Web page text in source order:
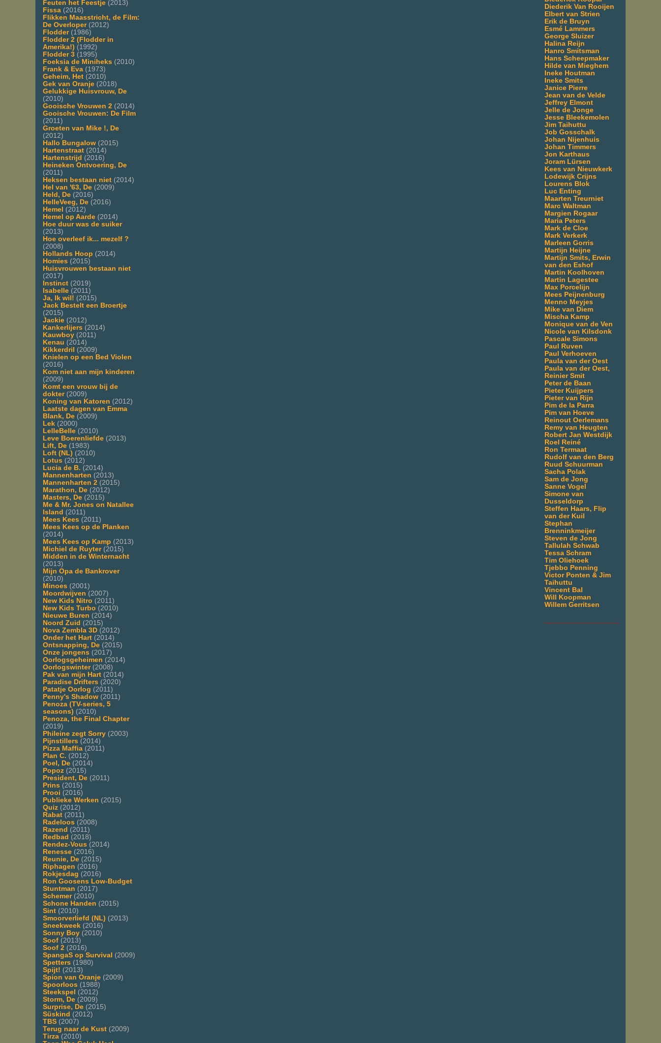
Feuten het Feestje (2013)
Fissa (2016)
Flikken Maasstricht, de Film:
De Overloper(2012)
Flodder(1986)
Flodder 2 (Flodder in
Amerika!) (1992)
Flodder 3 (1995)
Foeksia de Miniheks (2010)
Frank & Eva (1973)
Geheim, Het (2010)
Gek van Oranje (2018)
Gelukkige Huisvrouw, De
(2010)
Gooische Vrouwen 2 (2014)
Gooische Vrouwen: De Film
(2011)
Groeten van Mike !, De
(2012)
Hallo Bungalow (2015)
Hartenstraat (2014)
Hartenstrijd (2016)
Heineken Ontvoering, De
(2011)
Heksen bestaan niet (2014)
Hel van '63, De (2009)
Held, De (2016)
HelleVeeg, De (2016)
Hemel (2012)
Hemel op Aarde (2014)
Hoe duur was de suiker
(2013)
Hoe overleef ik... mezelf ?
(2008)
Hollands Hoop (2014)
Homies (2015)
Huisvrouwen bestaan niet
(2017)
Instinct (2019)
Isabelle (2011)
Ja, Ik wil! (2015)
Jack Bestelt een Broertje
(2015)
Jackie (2012)
Kankerlijers (2014)
Kauwboy (2011)
Kenau (2014)
Kikkerdril
(2009)
Knielen op een Bed Violen
(2016)
Kom niet aan mijn kinderen
(2009)
Komt een vrouw bij de
dokter(2009)
Koning van Katoren (2012)
Laatste dagen van Emma
Blank, De (2009)
Lek (2000)
LelleBelle (2010)
Leve Boerenliefde (2013)
Lift, De (1983)
Loft (NL) (2010)
Lotus (2012)
Lucia de B. (2014)
Mannenharten (2013)
Mannenharten 2 (2015)
Marathon, De (2012)
Masters, De (2015)
Me & Mr. Jones on Natallee
Island (2011)
Mees Kees (2011)
Mees Kees op de Planken
(2014)
Mees Kees op Kamp (2013)
Michiel de Ruyter(2015)
Midden in de Winternacht
(2013)
Mijn Opa de Bankrover
(2010)
Minoes (2001)
Moordwijven (2007)
New Kids Nitro (2011)
New Kids Turbo (2010)
Nieuwe Buren (2014)
Noord Zuid (2015)
Nova Zembla 3D (2012)
Onder het Hart (2014)
Ontsnapping, De (2015)
Onze jongens (2017)
Oorlogsgeheimen (2014)
Oorlogswinter(2008)
Pak van mijn Hart (2014)
Paradise Drifters (2020)
Patatje Oorlog (2011)
Penny's Shadow (2011)
Penoza (TV-series, 5
seasons) (2010)
Penoza, the Final Chapter
(2019)
Phileine zegt Sorry (2003)
Pijnstillers (2014)
Pizza Maffia (2011)
Plan C. (2012)
Poel, De (2014)
Popoz (2015)
President, De (2011)
Prins (2015)
Prooi (2016)
Publieke Werken (2015)
Quiz (2012)
Rabat (2011)
Radeloos (2008)
Razend (2011)
Redbad (2018)
Rendez-Vous (2014)
Renesse (2016)
Reunie, De (2015)
Riphagen (2016)
Rokjesdag (2016)
Ron Goosens Low-Budget
Stuntman (2017)
Schemer(2010)
Schone Handen (2015)
Sint (2010)
Smoorverliefd (NL) (2013)
Sneekweek (2016)
Sonny Boy (2010)
Soof (2013)
Soof 2 (2016)
SpangaS op Survival (2009)
Spetters (1980)
Spijt! (2013)
Spion van Oranje (2009)
Spoorloos (1988)
Steekspel (2012)
Storm, De (2009)
Surprise, De (2015)
Süskind (2012)
TBS (2007)
Terug naar de Kust (2009)
Tirza (2010)
Diederik Van Rooijen
Elbert van Strien
Erik de Bruyn
Esmé Lammers
George Sluizer
Halina Reijn
Hanro Smitsman
Hans Scheepmaker
Hilde van Mieghem
Ineke Houtman
Ineke Smits
Janice Pierre
Jean van de Velde
Jeffrey Elmont
Jelle de Jonge
Jesse Bleekemolen
Jim Taihuttu
Job Gosschalk
Johan Nijenhuis
Johan Timmers
Jon Karthaus
Joram Lürsen
Kees van Nieuwkerk
Lodewijk Crijns
Lourens Blok
Luc Enting
Maarten Treurniet
Marc Waltman
Margien Rogaar
Maria Peters
Mark de Cloe
Mark Verkerk
Marleen Gorris
Martijn Heijne
Martijn Smits, Erwin
van den Eshof
Martin Koolhoven
Martin Lagestee
Max Porcelijn
Mees Peijnenburg
Menno Meyjes
Mike van Diem
Mischa Kamp
Monique van de Ven
Nicole van Kilsdonk
Pascale Simons
Paul Ruven
Paul Verhoeven
Paula van der Oest
Paula van der Oest,
Reinier Smit
Peter de Baan
Pieter Kuijpers
Pieter van Rijn
Pim de la Parra
Pim van Hoeve
Reinout Oerlemans
Remy van Heugten
Robert Jan Westdijk
Roel Reiné
Ron Termaat
Rudolf van den Berg
Ruud Schuurman
Sacha Polak
Sam de Jong
Sanne Vogel
Simone van
Dusseldorp
Steffen Haars, Flip
van der Kuil
Stephan
Brenninkmeijer
Steven de Jong
Tallulah Schwab
Tessa Schram
Tim Oliehoek
Tjebbo Penning
Victor Ponten & Jim
Taihuttu
Vincent Bal
Will Koopman
Willem Gerritsen